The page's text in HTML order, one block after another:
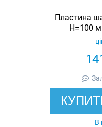
Пластина
Н=100
В